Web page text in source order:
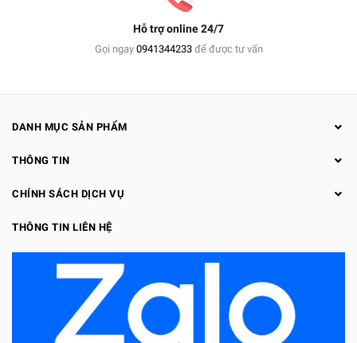
Hỗ trợ online 24/7
Gọi ngay 0941344233để được tư vấn
DANH MỤC SẢN PHẨM
THÔNG TIN
CHÍNH SÁCH DỊCH VỤ
THÔNG TIN LIÊN HỆ